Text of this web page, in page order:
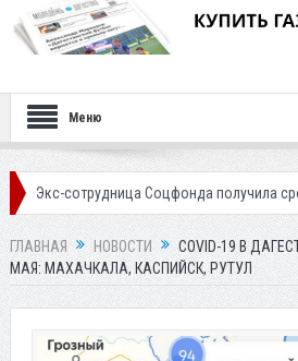
Меню
Соцфонда получила срок за обман
ГЛАВНАЯ НОВОСТИ
COVID-19 В
МАЯ: МАХАЧКАЛА, КАСПИЙСК, РУТУЛ